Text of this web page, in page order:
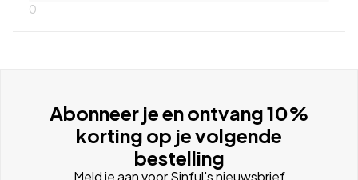
0
Abonneer je en ontvang 10%
korting op je volgende
bestelling
Meld je aan voor Sinful's nieuwsbrief